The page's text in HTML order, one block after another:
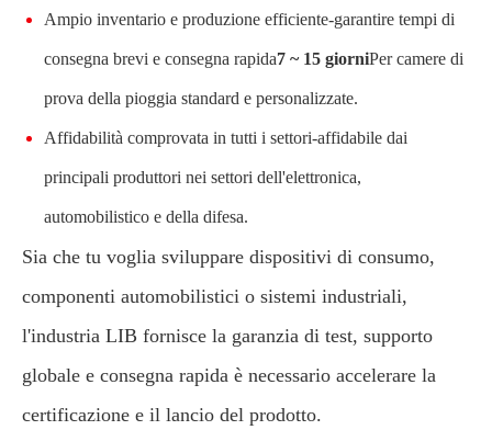
Ampio inventario e produzione efficiente-garantire tempi di
consegna brevi e consegna rapida7 ~ 15 giorniPer camere di
prova della pioggia standard e personalizzate.
Affidabilità comprovata in tutti i settori-affidabile dai
principali produttori nei settori dell'elettronica,
automobilistico e della difesa.
Sia che tu voglia sviluppare dispositivi di consumo,
componenti automobilistici o sistemi industriali,
l'industria LIB fornisce la garanzia di test, supporto
globale e consegna rapida è necessario accelerare la
certificazione e il lancio del prodotto.